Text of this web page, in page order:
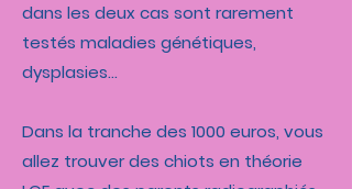
dans les deux cas sont rarement
testés maladies génétiques,
dysplasies...
Dans la tranche des 1000 euros, vous
allez trouver des chiots en théorie